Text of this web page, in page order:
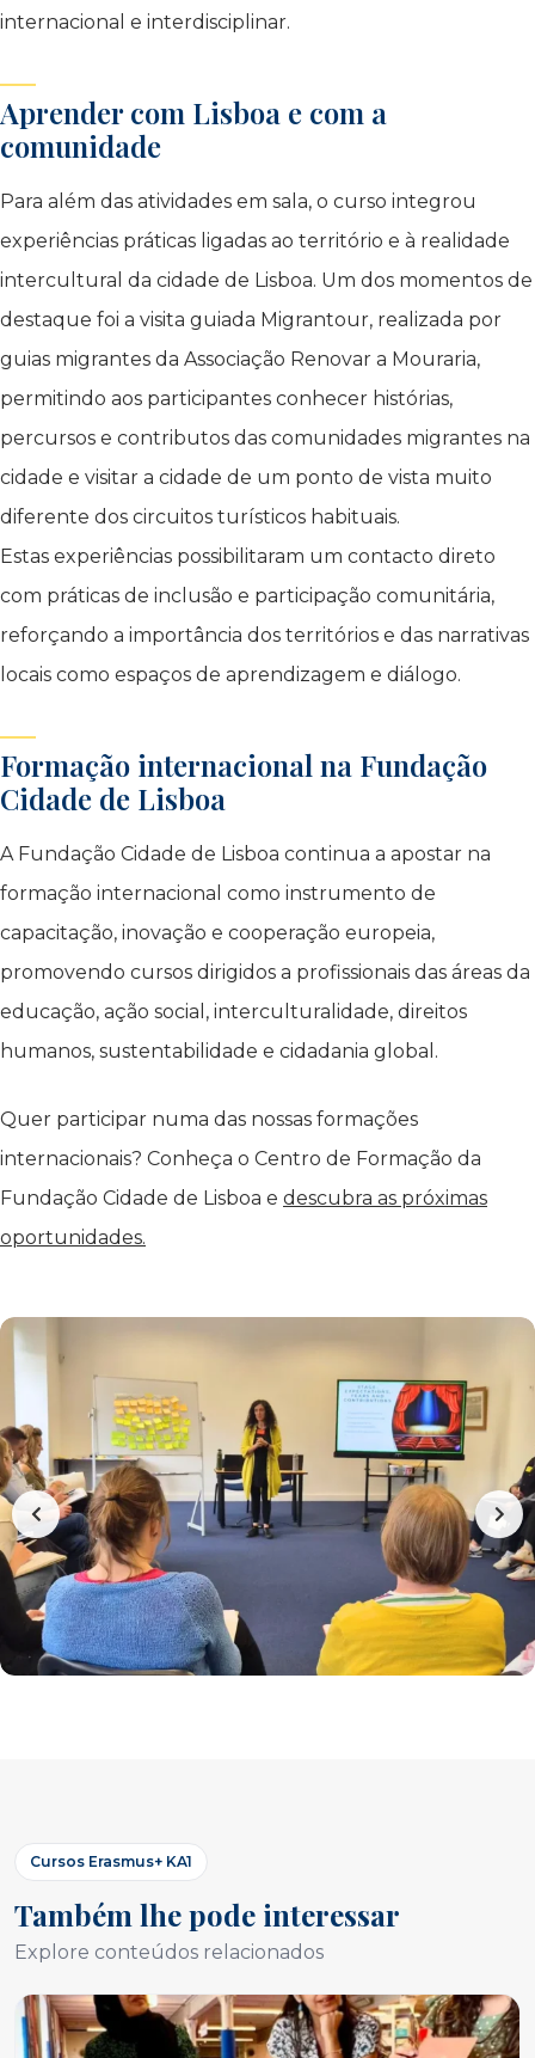
internacional e interdisciplinar.
Aprender com Lisboa e com a
comunidade
Para além das atividades em sala, o curso integrou
experiências práticas ligadas ao território e à realidade
intercultural da cidade de Lisboa. Um dos momentos de
destaque foi a visita guiada Migrantour, realizada por
guias migrantes da Associação Renovar a Mouraria,
permitindo aos participantes conhecer histórias,
percursos e contributos das comunidades migrantes na
cidade e visitar a cidade de um ponto de vista muito
diferente dos circuitos turísticos habituais.
Estas experiências possibilitaram um contacto direto
com práticas de inclusão e participação comunitária,
reforçando a importância dos territórios e das narrativas
locais como espaços de aprendizagem e diálogo.
Formação internacional na Fundação
Cidade de Lisboa
A Fundação Cidade de Lisboa continua a apostar na
formação internacional como instrumento de
capacitação, inovação e cooperação europeia,
promovendo cursos dirigidos a profissionais das áreas da
educação, ação social, interculturalidade, direitos
humanos, sustentabilidade e cidadania global.
Quer participar numa das nossas formações
internacionais? Conheça o Centro de Formação da
Fundação Cidade de Lisboa e descubra as próximas
oportunidades.
Cursos Erasmus+ KA1
Também lhe pode interessar
Explore conteúdos relacionados